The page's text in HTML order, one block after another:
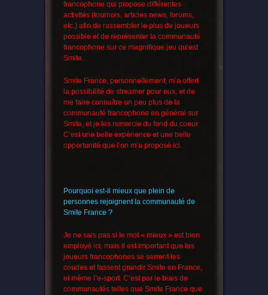
francophone qui propose différentes
activités (tournois, articles news, forums,
etc.) afin de rassembler le plus de joueurs
possible et de représenter la communauté
francophone sur ce magnifique jeu qu’est
Smite.
Smite France, personnellement, m’a offert
la possibilité de streamer pour eux, et de
me faire connaître un peu plus de la
communauté francophone en général sur
Smite, et je les remercie du fond du coeur.
C’est une belle expérience et une belle
opportunité que l’on m’a proposé ici.
Pourquoi est-il mieux que plein de
personnes rejoignent la communauté de
Smite France ?
Je ne sais pas si le mot « mieux » est bien
employé ici, mais il est important que les
joueurs francophones se serrent les
coudes et fassent grandir Smite en France,
et même l’e-sport. C’est par le biais de
communautés telles que Smite France que